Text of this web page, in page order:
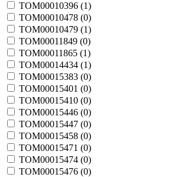
TOM00010396 (1)
TOM00010478 (0)
TOM00010479 (1)
TOM00011849 (0)
TOM00011865 (1)
TOM00014434 (1)
TOM00015383 (0)
TOM00015401 (0)
TOM00015410 (0)
TOM00015446 (0)
TOM00015447 (0)
TOM00015458 (0)
TOM00015471 (0)
TOM00015474 (0)
TOM00015476 (0)